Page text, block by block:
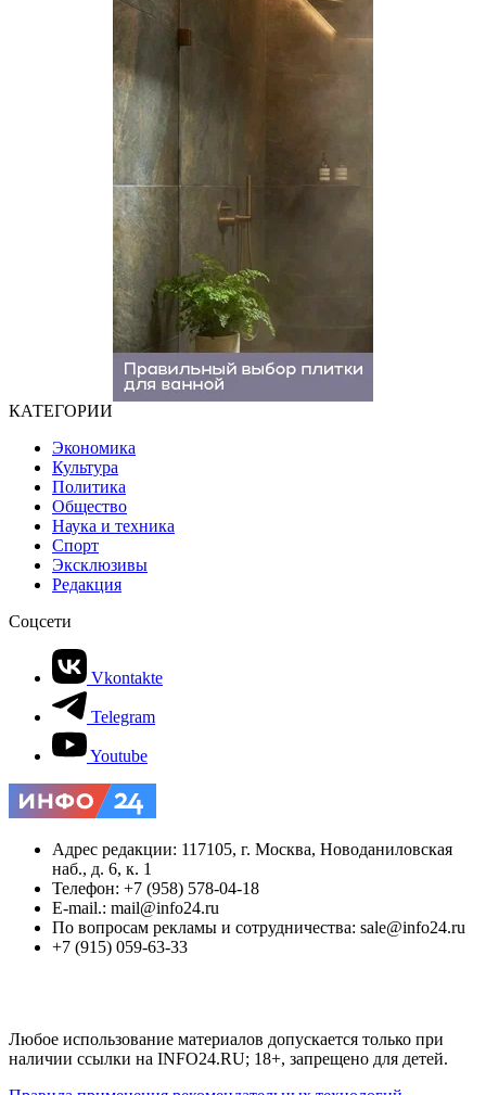
КАТЕГОРИИ
Экономика
Культура
Политика
Общество
Наука и техника
Спорт
Эксклюзивы
Редакция
Соцсети
Vkontakte
Telegram
Youtube
Адрес редакции: 117105, г. Москва, Новоданиловская
наб., д. 6, к. 1
Телефон: +7 (958) 578-04-18
E-mail.: mail@info24.ru
По вопросам рекламы и сотрудничества: sale@info24.ru
+7 (915) 059-63-33
Любое использование материалов допускается только при
наличии ссылки на INFO24.RU; 18+, запрещено для детей.